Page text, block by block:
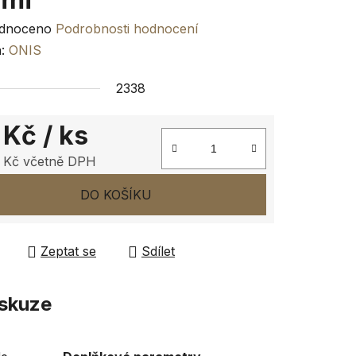
Podrobnosti hodnocení
ONIS
2338
/ ks
včetně DPH
DO KOŠÍKU
Zeptat se Sdílet